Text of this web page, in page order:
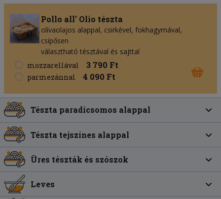
Pollo all' Olio tészta
olívaolajos alappal, csirkével, fokhagymával,
csípősen
választható tésztával és sajttal
mozzarellával
3 790 Ft
parmezánnal 4 090 Ft
Tészta paradicsomos alappal
Tészta tejszínes alappal
Üres tészták és szószok
Leves